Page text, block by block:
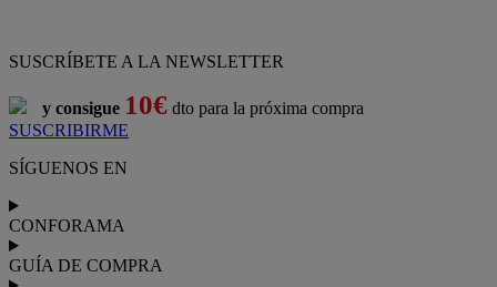
SUSCRÍBETE A LA NEWSLETTER
y consigue 10€ dto para la próxima compra
SUSCRIBIRME
SÍGUENOS EN
CONFORAMA
GUÍA DE COMPRA